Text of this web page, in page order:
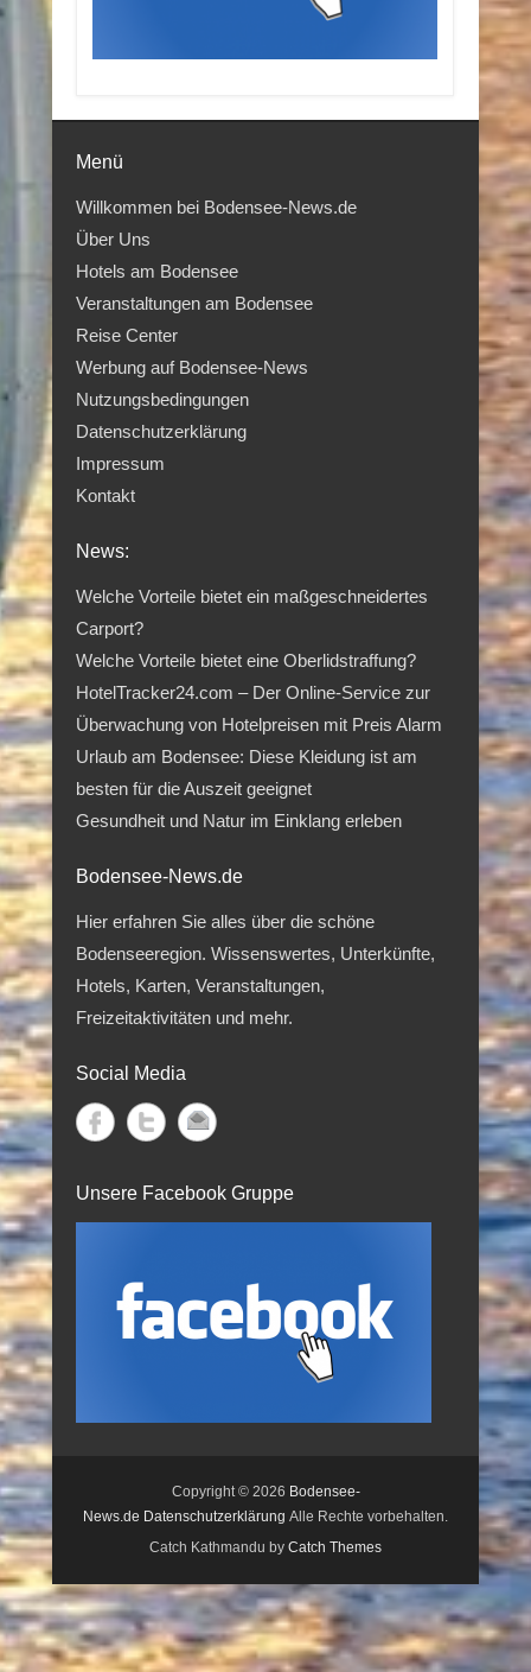
Menü
Willkommen bei Bodensee-News.de
Über Uns
Hotels am Bodensee
Veranstaltungen am Bodensee
Reise Center
Werbung auf Bodensee-News
Nutzungsbedingungen
Datenschutzerklärung
Impressum
Kontakt
News:
Welche Vorteile bietet ein maßgeschneidertes
Carport?
Welche Vorteile bietet eine Oberlidstraffung?
HotelTracker24.com – Der Online-Service zur
Überwachung von Hotelpreisen mit Preis Alarm
Urlaub am Bodensee: Diese Kleidung ist am
besten für die Auszeit geeignet
Gesundheit und Natur im Einklang erleben
Bodensee-News.de
Hier erfahren Sie alles über die schöne
Bodenseeregion. Wissenswertes, Unterkünfte,
Hotels, Karten, Veranstaltungen,
Freizeitaktivitäten und mehr.
Social Media
Unsere Facebook Gruppe
Copyright © 2026 Bodensee-
News.de Datenschutzerklärung Alle Rechte vorbehalten.
Catch Kathmandu by Catch Themes